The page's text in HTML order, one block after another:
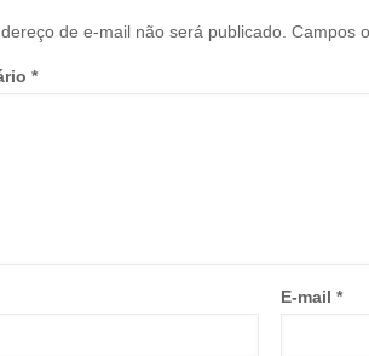
de e-mail não será publicado. Campos
*
E-mail *